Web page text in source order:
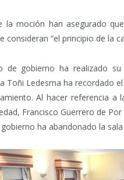
la moción han asegurado
consideran “el principio de la
de gobierno ha realizado
Toñi Ledesma ha recordado
Al hacer referencia
Francisco Guerrero de
ha abandonado la